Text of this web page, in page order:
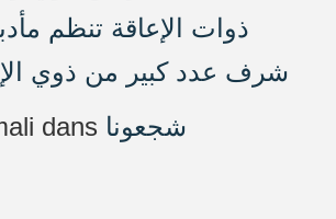
ذوات الإعاقة تنظم
شرف عدد كبير من ذوي
dans شجعونا